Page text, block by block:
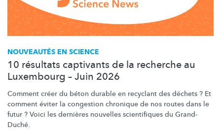
NOUVEAUTÉS EN SCIENCE
10 résultats captivants de la recherche au
Luxembourg – Juin 2026
Comment créer du béton durable en recyclant des déchets ? Et
comment éviter la congestion chronique de nos routes dans le
futur ? Voici les dernières nouvelles scientifiques du Grand-
Duché.